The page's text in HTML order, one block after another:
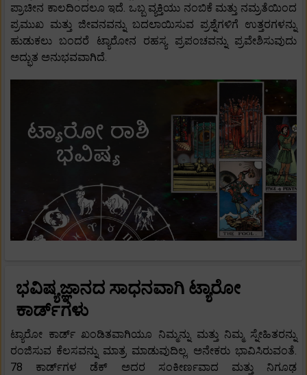
ಪ್ರಾಚೀನ ಕಾಲದಿಂದಲೂ ಇದೆ. ಒಬ್ಬ ವ್ಯಕ್ತಿಯು ನಂಬಿಕೆ ಮತ್ತು ನಮ್ರತೆಯಿಂದ
ಪ್ರಮುಖ ಮತ್ತು ಜೀವನವನ್ನು ಬದಲಾಯಿಸುವ ಪ್ರಶ್ನೆಗಳಿಗೆ ಉತ್ತರಗಳನ್ನು
ಹುಡುಕಲು ಬಂದರೆ ಟ್ಯಾರೋನ ರಹಸ್ಯ ಪ್ರಪಂಚವನ್ನು ಪ್ರವೇಶಿಸುವುದು
ಅದ್ಭುತ ಅನುಭವವಾಗಿದೆ.
ಭವಿಷ್ಯಜ್ಞಾನದ ಸಾಧನವಾಗಿ ಟ್ಯಾರೋ
ಕಾರ್ಡ್‌ಗಳು
ಟ್ಯಾರೋ ಕಾರ್ಡ್ ಖಂಡಿತವಾಗಿಯೂ ನಿಮ್ಮನ್ನು ಮತ್ತು ನಿಮ್ಮ ಸ್ನೇಹಿತರನ್ನು
ರಂಜಿಸುವ ಕೆಲಸವನ್ನು ಮಾತ್ರ ಮಾಡುವುದಿಲ್ಲ. ಅನೇಕರು ಭಾವಿಸಿರುವಂತೆ.
78 ಕಾರ್ಡ್‌ಗಳ ಡೆಕ್ ಅದರ ಸಂಕೀರ್ಣವಾದ ಮತ್ತು ನಿಗೂಢ